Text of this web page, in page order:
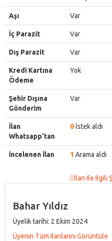
Aşı Var
İç Parazit Var
Dış Parazit Var
Kredi Kartına
Ödeme
Yok
Şehir Dışına
Gönderim
Var
İlan
Whatsapp'tan
0 İstek aldı
İncelenen İlan 1 Arama aldı
İlan Ile Ilgili
Bahar Yıldız
Üyelik tarihi: 2 Ekim 2024
Üyenin Tüm Ilanlarını Görüntüle